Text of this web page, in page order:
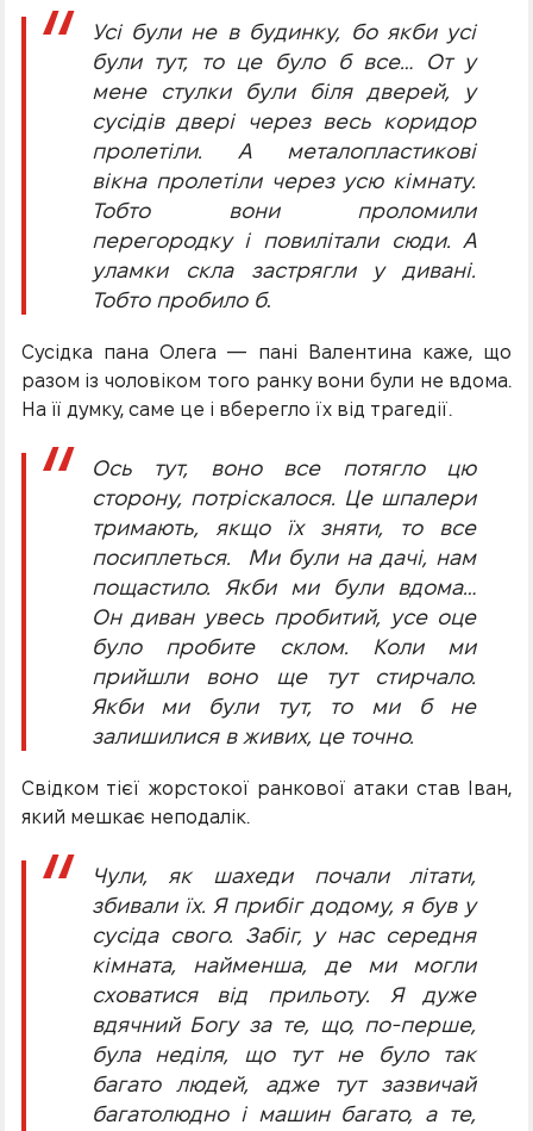
Усі були не в будинку, бо якби усі
були тут, то це було б все… От у
мене стулки були біля дверей, у
сусідів двері через весь коридор
пролетіли. А металопластикові
вікна пролетіли через усю кімнату.
Тобто вони проломили
перегородку і повилітали сюди. А
уламки скла застрягли у дивані.
Тобто пробило б.
Сусідка пана Олега — пані Валентина каже, що
разом із чоловіком того ранку вони були не вдома.
На її думку, саме це і вберегло їх від трагедії.
Ось тут, воно все потягло цю
сторону, потріскалося. Це шпалери
тримають, якщо їх зняти, то все
посиплеться. Ми були на дачі, нам
пощастило. Якби ми були вдома…
Он диван увесь пробитий, усе оце
було пробите склом. Коли ми
прийшли воно ще тут стирчало.
Якби ми були тут, то ми б не
залишилися в живих, це точно.
Свідком тієї жорстокої ранкової атаки став Іван,
який мешкає неподалік.
Чули, як шахеди почали літати,
збивали їх. Я прибіг додому, я був у
сусіда свого. Забіг, у нас середня
кімната, найменша, де ми могли
сховатися від прильоту. Я дуже
вдячний Богу за те, що, по-перше,
була неділя, що тут не було так
багато людей, адже тут зазвичай
багатолюдно і машин багато, а те,